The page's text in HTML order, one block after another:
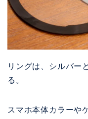
リングは、シルバー
る。
スマホ本体カラーや